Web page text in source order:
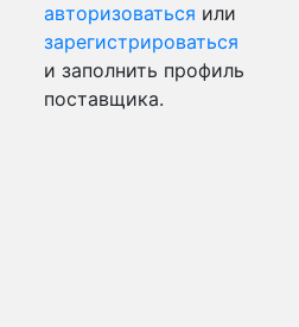
авторизоваться или
зарегистрироваться
и заполнить профиль
поставщика.